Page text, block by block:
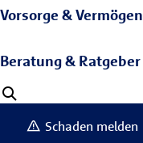
Vorsorge & Vermögen
Beratung & Ratgeber
Schaden melden